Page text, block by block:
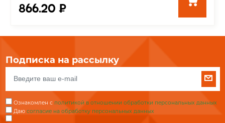
866.20 ₽
Подписка на рассылку
Ознакомлен с политикой в отношении обработки персональных данных
Даю согласие на обработку персональных данных